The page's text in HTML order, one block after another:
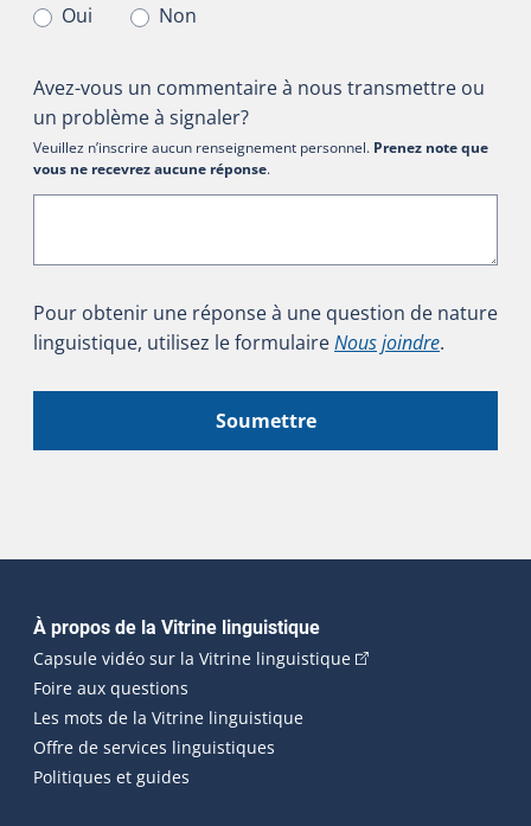
Oui
Non
Avez-vous un commentaire à nous transmettre ou
un problème à signaler?
Veuillez n’inscrire aucun renseignement personnel. Prenez note que
vous ne recevrez aucune réponse.
Pour obtenir une réponse à une question de nature
linguistique, utilisez le formulaireNous joindre.
Soumettre
Navigation principale
À propos de la Vitrine linguistique
Capsule vidéo sur la Vitrine linguistique(Cet hyperlien
Foire aux questions
Les mots de la Vitrine linguistique
Offre de services linguistiques
Politiques et guides